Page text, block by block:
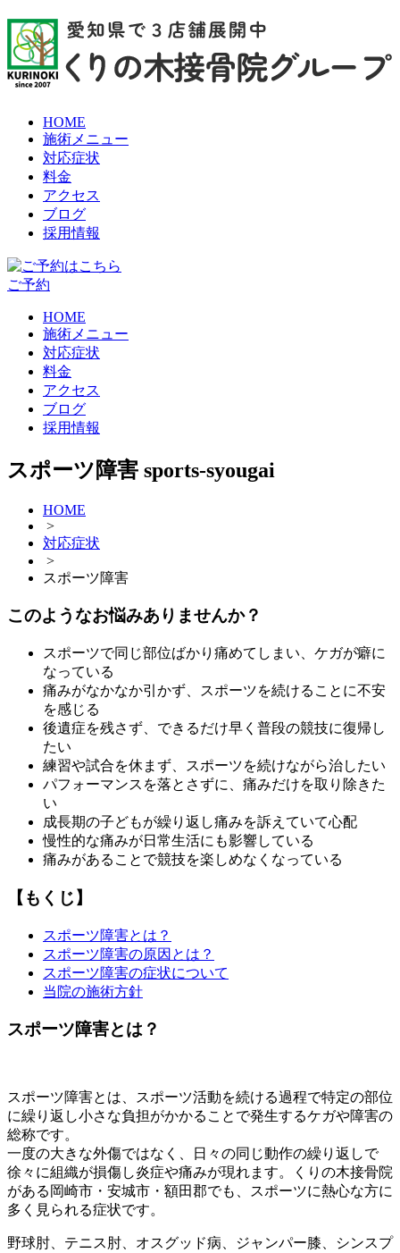
HOME
施術メニュー
対応症状
料金
アクセス
ブログ
採用情報
ご予約
HOME
施術メニュー
対応症状
料金
アクセス
ブログ
採用情報
スポーツ障害 sports-syougai
HOME
>
対応症状
>
スポーツ障害
このようなお悩みありませんか？
スポーツで同じ部位ばかり痛めてしまい、ケガが癖に
なっている
痛みがなかなか引かず、スポーツを続けることに不安
を感じる
後遺症を残さず、できるだけ早く普段の競技に復帰し
たい
練習や試合を休まず、スポーツを続けながら治したい
パフォーマンスを落とさずに、痛みだけを取り除きた
い
成長期の子どもが繰り返し痛みを訴えていて心配
慢性的な痛みが日常生活にも影響している
痛みがあることで競技を楽しめなくなっている
【もくじ】
スポーツ障害とは？
スポーツ障害の原因とは？
スポーツ障害の症状について
当院の施術方針
スポーツ障害とは？
スポーツ障害とは、スポーツ活動を続ける過程で特定の部位
に繰り返し小さな負担がかかることで発生するケガや障害の
総称です。
一度の大きな外傷ではなく、日々の同じ動作の繰り返しで
徐々に組織が損傷し炎症や痛みが現れます。くりの木接骨院
がある岡崎市・安城市・額田郡でも、スポーツに熱心な方に
多く見られる症状です。
野球肘、テニス肘、オスグッド病、ジャンパー膝、シンスプ